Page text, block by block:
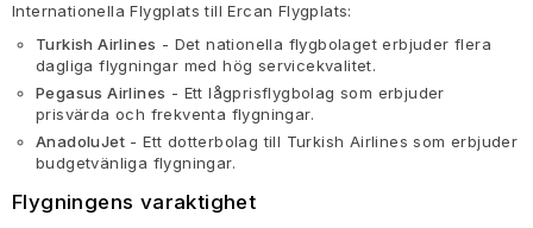
Internationella Flygplats till Ercan Flygplats:
Turkish Airlines - Det nationella flygbolaget erbjuder flera
dagliga flygningar med hög servicekvalitet.
Pegasus Airlines - Ett lågprisflygbolag som erbjuder
prisvärda och frekventa flygningar.
AnadoluJet - Ett dotterbolag till Turkish Airlines som erbjuder
budgetvänliga flygningar.
Flygningens varaktighet